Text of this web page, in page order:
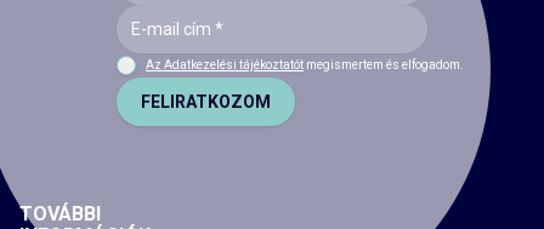
TOVÁBBI
Az Adatkezelési tájékoztatót megismertem és elfogadom.
FELIRATKOZOM